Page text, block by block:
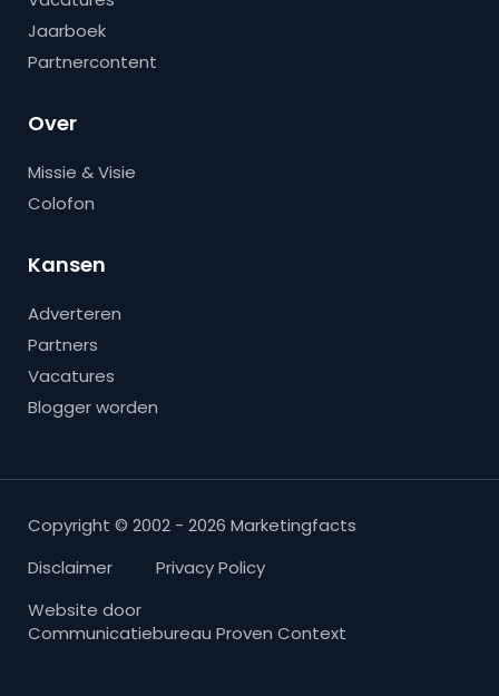
Jaarboek
Partnercontent
Over
Missie & Visie
Colofon
Kansen
Adverteren
Partners
Vacatures
Blogger worden
Copyright © 2002 - 2026 Marketingfacts
Disclaimer
Privacy Policy
Website door
Communicatiebureau Proven Context